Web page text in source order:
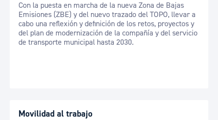
Con la puesta en marcha de la nueva Zona de Bajas
Emisiones (ZBE) y del nuevo trazado del TOPO, llevar a
cabo una reflexión y definición de los retos, proyectos y
del plan de modernización de la compañía y del servicio
de transporte municipal hasta 2030.
Movilidad al trabajo